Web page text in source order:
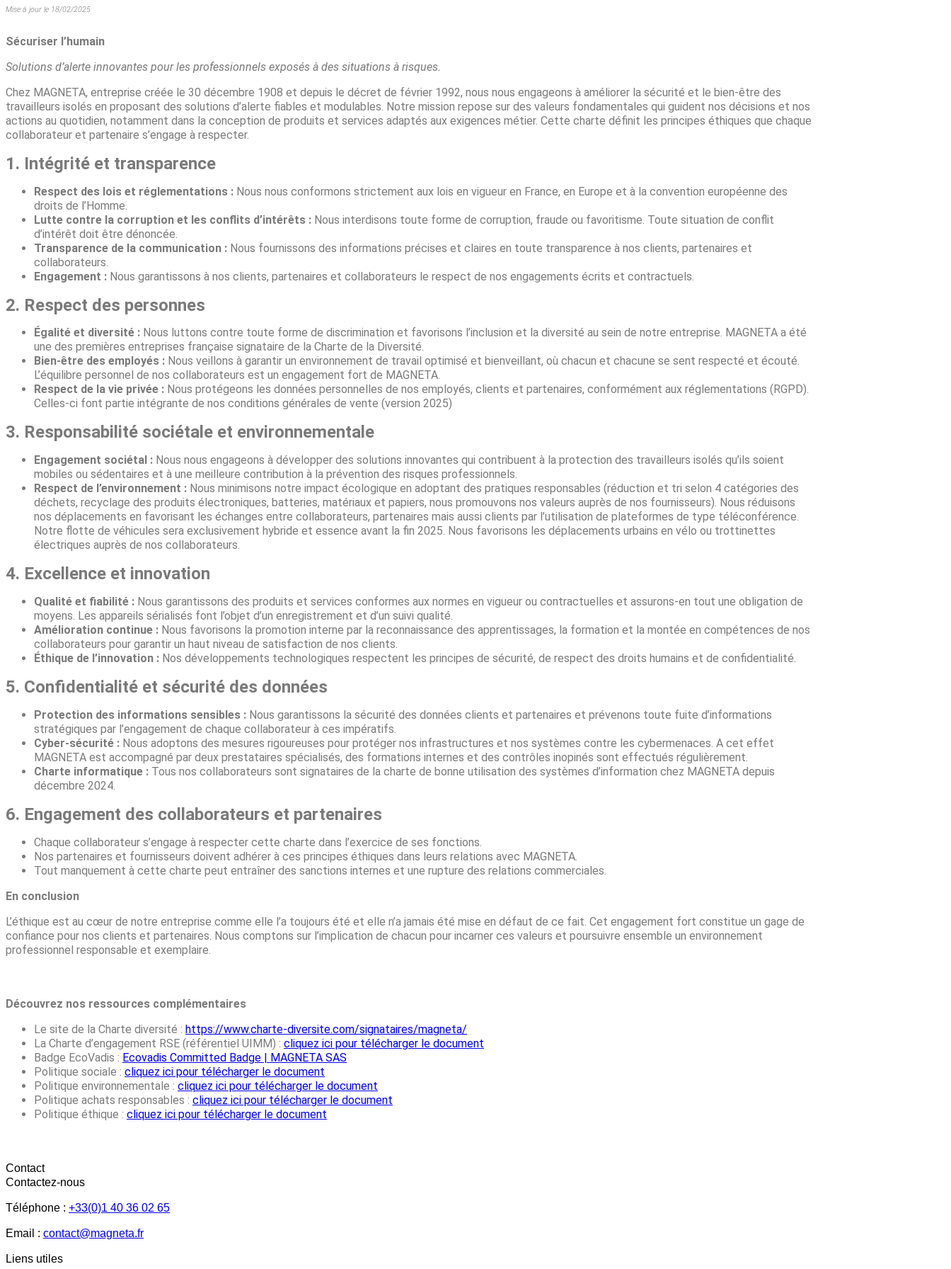
Mise à jour le 18/02/2025
Sécuriser l’humain
Solutions d’alerte innovantes pour les professionnels exposés à des situations à risques.
Chez MAGNETA, entreprise créée le 30 décembre 1908 et depuis le décret de février 1992, nous nous engageons à améliorer la sécurité et le bien-être des
travailleurs isolés en proposant des solutions d’alerte fiables et modulables. Notre mission repose sur des valeurs fondamentales qui guident nos décisions et nos
actions au quotidien, notamment dans la conception de produits et services adaptés aux exigences métier. Cette charte définit les principes éthiques que chaque
collaborateur et partenaire s’engage à respecter.
1. Intégrité et transparence
Respect des lois et réglementations : Nous nous conformons strictement aux lois en vigueur en France, en Europe et à la convention européenne des
droits de l’Homme.
Lutte contre la corruption et les conflits d’intérêts : Nous interdisons toute forme de corruption, fraude ou favoritisme. Toute situation de conflit
d’intérêt doit être dénoncée.
Transparence de la communication : Nous fournissons des informations précises et claires en toute transparence à nos clients, partenaires et
collaborateurs.
Engagement : Nous garantissons à nos clients, partenaires et collaborateurs le respect de nos engagements écrits et contractuels.
2. Respect des personnes
Égalité et diversité : Nous luttons contre toute forme de discrimination et favorisons l’inclusion et la diversité au sein de notre entreprise. MAGNETA a été
une des premières entreprises française signataire de la Charte de la Diversité.
Bien-être des employés : Nous veillons à garantir un environnement de travail optimisé et bienveillant, où chacun et chacune se sent respecté et écouté.
L’équilibre personnel de nos collaborateurs est un engagement fort de MAGNETA.
Respect de la vie privée : Nous protégeons les données personnelles de nos employés, clients et partenaires, conformément aux réglementations (RGPD).
Celles-ci font partie intégrante de nos conditions générales de vente (version 2025)
3. Responsabilité sociétale et environnementale
Engagement sociétal : Nous nous engageons à développer des solutions innovantes qui contribuent à la protection des travailleurs isolés qu’ils soient
mobiles ou sédentaires et à une meilleure contribution à la prévention des risques professionnels.
Respect de l’environnement : Nous minimisons notre impact écologique en adoptant des pratiques responsables (réduction et tri selon 4 catégories des
déchets, recyclage des produits électroniques, batteries, matériaux et papiers, nous promouvons nos valeurs auprès de nos fournisseurs). Nous réduisons
nos déplacements en favorisant les échanges entre collaborateurs, partenaires mais aussi clients par l’utilisation de plateformes de type téléconférence.
Notre flotte de véhicules sera exclusivement hybride et essence avant la fin 2025. Nous favorisons les déplacements urbains en vélo ou trottinettes
électriques auprès de nos collaborateurs.
4. Excellence et innovation
Qualité et fiabilité : Nous garantissons des produits et services conformes aux normes en vigueur ou contractuelles et assurons-en tout une obligation de
moyens. Les appareils sérialisés font l’objet d’un enregistrement et d’un suivi qualité.
Amélioration continue : Nous favorisons la promotion interne par la reconnaissance des apprentissages, la formation et la montée en compétences de nos
collaborateurs pour garantir un haut niveau de satisfaction de nos clients.
Éthique de l’innovation : Nos développements technologiques respectent les principes de sécurité, de respect des droits humains et de confidentialité.
5. Confidentialité et sécurité des données
Protection des informations sensibles : Nous garantissons la sécurité des données clients et partenaires et prévenons toute fuite d’informations
stratégiques par l’engagement de chaque collaborateur à ces impératifs.
Cyber-sécurité : Nous adoptons des mesures rigoureuses pour protéger nos infrastructures et nos systèmes contre les cybermenaces. A cet effet
MAGNETA est accompagné par deux prestataires spécialisés, des formations internes et des contrôles inopinés sont effectués régulièrement.
Charte informatique : Tous nos collaborateurs sont signataires de la charte de bonne utilisation des systèmes d’information chez MAGNETA depuis
décembre 2024.
6. Engagement des collaborateurs et partenaires
Chaque collaborateur s’engage à respecter cette charte dans l’exercice de ses fonctions.
Nos partenaires et fournisseurs doivent adhérer à ces principes éthiques dans leurs relations avec MAGNETA.
Tout manquement à cette charte peut entraîner des sanctions internes et une rupture des relations commerciales.
En conclusion
L’éthique est au cœur de notre entreprise comme elle l’a toujours été et elle n’a jamais été mise en défaut de ce fait. Cet engagement fort constitue un gage de
confiance pour nos clients et partenaires. Nous comptons sur l’implication de chacun pour incarner ces valeurs et poursuivre ensemble un environnement
professionnel responsable et exemplaire.
Découvrez nos ressources complémentaires
Le site de la Charte diversité : https://www.charte-diversite.com/signataires/magneta/
La Charte d’engagement RSE (référentiel UIMM) : cliquez ici pour télécharger le document
Badge EcoVadis : Ecovadis Committed Badge | MAGNETA SAS
Politique sociale : cliquez ici pour télécharger le document
Politique environnementale : cliquez ici pour télécharger le document
Politique achats responsables : cliquez ici pour télécharger le document
Politique éthique : cliquez ici pour télécharger le document
Contact
Contactez-nous
Téléphone : +33(0)1 40 36 02 65
Email : contact@magneta.fr
Liens utiles